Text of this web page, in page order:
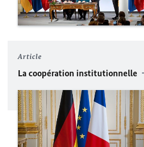
Article
La coopération institutionnelle